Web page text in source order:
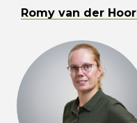
Romy van der